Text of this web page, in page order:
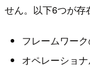
せん。以下6つが存
フレームワー
オペレーショ